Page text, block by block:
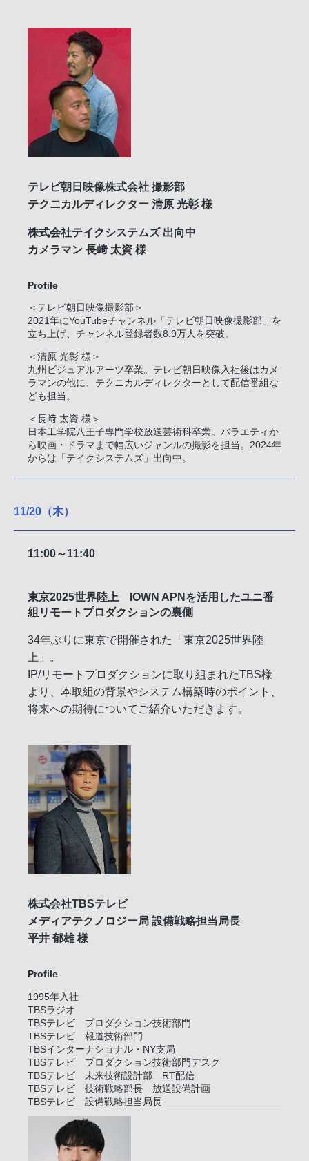
テレビ朝日映像株式会社 撮影部
テクニカルディレクター 清原 光彰 様
株式会社テイクシステムズ 出向中
カメラマン 長﨑 太資 様
Profile
＜テレビ朝日映像撮影部＞
2021年にYouTubeチャンネル「テレビ朝日映像撮影部」を
立ち上げ、チャンネル登録者数8.9万人を突破。
＜清原 光彰 様＞
九州ビジュアルアーツ卒業。テレビ朝日映像入社後はカメ
ラマンの他に、テクニカルディレクターとして配信番組な
ども担当。
＜長﨑 太資 様＞
日本工学院八王子専門学校放送芸術科卒業。バラエティか
ら映画・ドラマまで幅広いジャンルの撮影を担当。2024年
からは「テイクシステムズ」出向中。
11/20（木）
11:00～11:40
東京2025世界陸上 IOWN APNを活用したユニ番
組リモートプロダクションの裏側
34年ぶりに東京で開催された「東京2025世界陸
上」。
IP/リモートプロダクションに取り組まれたTBS様
より、本取組の背景やシステム構築時のポイント、
将来への期待についてご紹介いただきます。
株式会社TBSテレビ
メディアテクノロジー局 設備戦略担当局長
平井 郁雄 様
Profile
1995年入社
TBSラジオ
TBSテレビ プロダクション技術部門
TBSテレビ 報道技術部門
TBSインターナショナル・NY支局
TBSテレビ プロダクション技術部門デスク
TBSテレビ 未来技術設計部 RT配信
TBSテレビ 技術戦略部長 放送設備計画
TBSテレビ 設備戦略担当局長